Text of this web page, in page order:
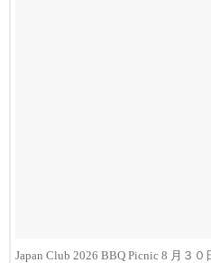
Japan Club 2026 BBQ Picnic 8 月３０